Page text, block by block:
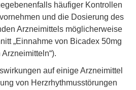
häufiger Kontrollen
und die Dosierung des
Arzneimittels möglicherweise
„Einnahme von Bicadex 50mg
auf einige Arzneimittel
von Herzrhythmusstörungen